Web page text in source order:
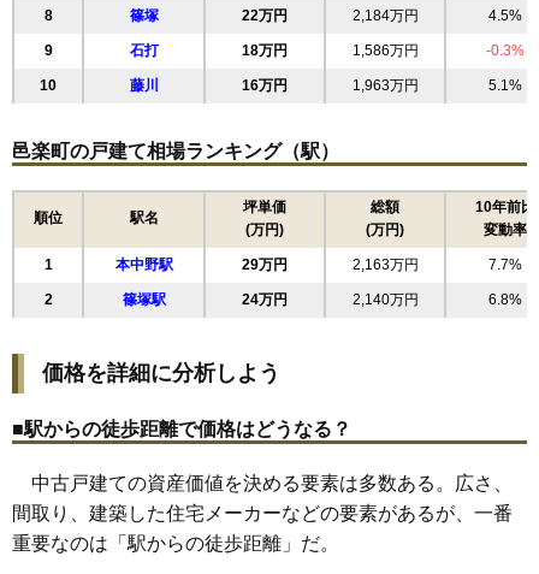
8 篠塚 22万円 2,184万円 4.5%
9 石打 18万円 1,586万円 -0.3%
10 藤川 16万円 1,963万円 5.1%
邑楽町の戸建て相場ランキング（駅）
順位 駅名
坪単価
(万円)
総額
(万円)
10年前比
変動率
1 本中野駅 29万円 2,163万円 7.7%
2 篠塚駅 24万円 2,140万円 6.8%
価格を詳細に分析しよう
■駅からの徒歩距離で価格はどうなる？
中古戸建ての資産価値を決める要素は多数ある。広さ、
間取り、建築した住宅メーカーなどの要素があるが、一番
重要なのは「駅からの徒歩距離」だ。